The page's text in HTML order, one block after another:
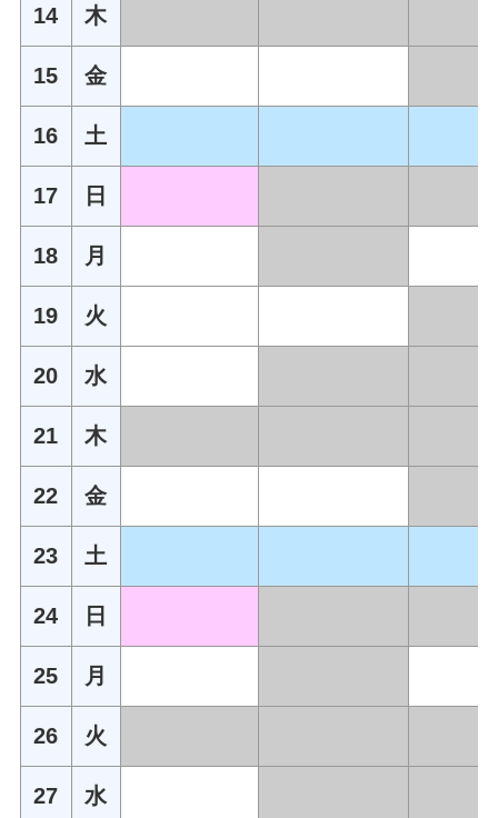
14 木
15 金
16 土
17 日
18 月
19 火
20 水
21 木
22 金
23 土
24 日
25 月
26 火
27 水